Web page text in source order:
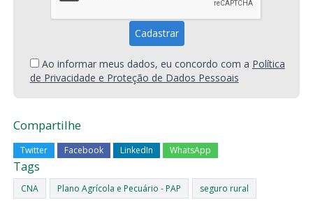
Ao informar meus dados, eu concordo com a Política
de Privacidade e Proteção de Dados Pessoais
Compartilhe
Twitter Facebook LinkedIn WhatsApp
Tags
CNA Plano Agrícola e Pecuário - PAP seguro rural